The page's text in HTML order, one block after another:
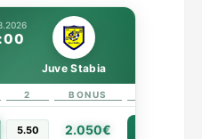
Juve Stabia
2 BONUS
5.50 2.050€